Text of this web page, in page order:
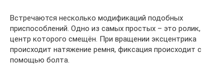
Встречаются несколько модификаций подобных
приспособлений. Одно из самых простых – это ролик,
центр которого смещён. При вращении эксцентрика
происходит натяжение ремня, фиксация происходит с
помощью болта.